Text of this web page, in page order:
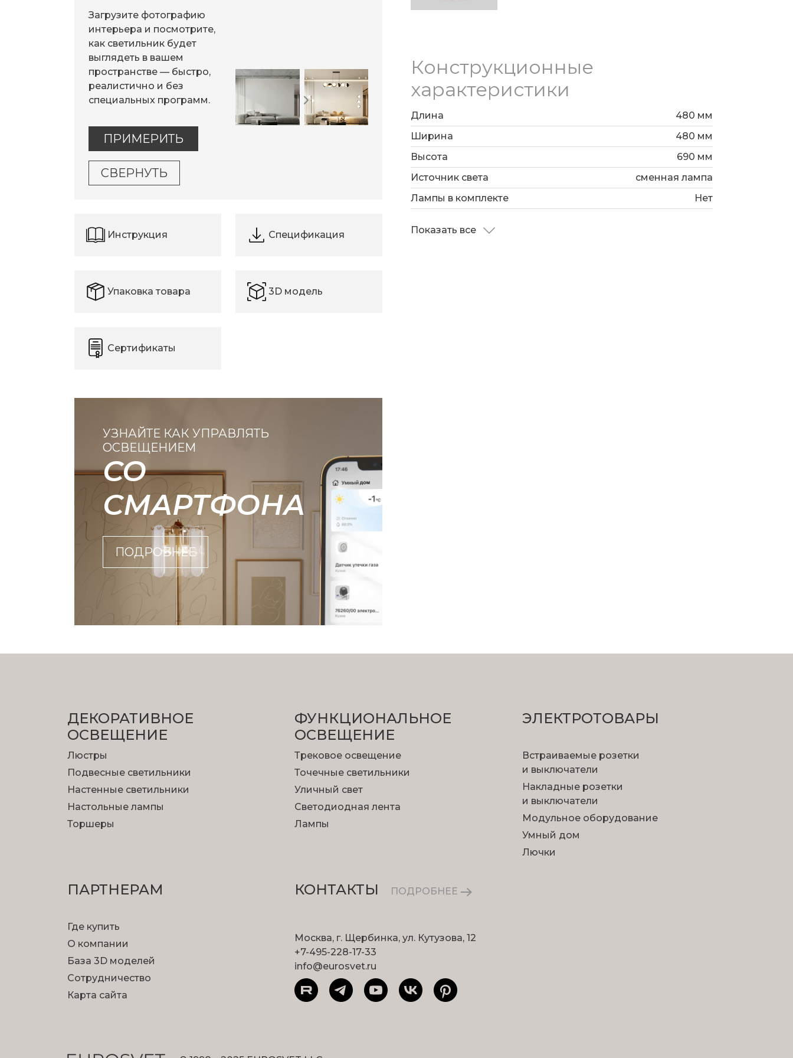
Загрузите фотографию
интерьера и посмотрите,
как светильник будет
выглядеть в вашем
пространстве — быстро,
реалистично и без
специальных программ.
ПРИМЕРИТЬ
СВЕРНУТЬ
Инструкция Спецификация
Упаковка товара 3D модель
Сертификаты
УЗНАЙТЕ КАК УПРАВЛЯТЬ
ОСВЕЩЕНИЕМ
СО
СМАРТФОНА
ПОДРОБНЕЕ
Конструкционные
характеристики
Длина
480 мм
Ширина
480 мм
Высота
690 мм
Источник света
сменная лампа
Лампы в комплекте
Нет
Показать все
ДЕКОРАТИВНОЕ
ОСВЕЩЕНИЕ
Люстры
Подвесные светильники
Настенные светильники
Настольные лампы
Торшеры
ФУНКЦИОНА­ЛЬНОЕ
ОСВЕЩЕНИЕ
Трековое освещение
Точечные светильники
Уличный свет
Светодиодная лента
Лампы
ЭЛЕКТРОТОВАРЫ
Встраиваемые розетки
и выключатели
Накладные розетки
и выключатели
Модульное оборудование
Умный дом
Лючки
ПАРТНЕРАМ
Где купить
О компании
База 3D моделей
Сотрудничество
Карта сайта
КОНТАКТЫ ПОДРОБНЕЕ
Москва, г. Щербинка, ул. Кутузова, 12
+7-495-228-17-33
info@eurosvet.ru